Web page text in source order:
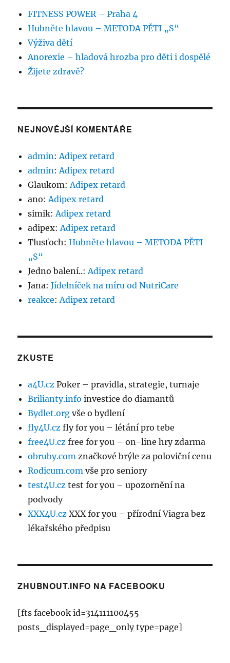
FITNESS POWER – Praha 4
Hubněte hlavou – METODA PĚTI „S“
Výživa dětí
Anorexie – hladová hrozba pro děti i dospělé
Žijete zdravě?
NEJNOVĚJŠÍ KOMENTÁŘE
admin:Adipex retard
admin:Adipex retard
Glaukom:Adipex retard
ano:Adipex retard
simik:Adipex retard
adipex:Adipex retard
Tlusťoch:Hubněte hlavou – METODA PĚTI
„S“
Jedno balení..:Adipex retard
Jana:Jídelníček na míru od NutriCare
reakce:Adipex retard
ZKUSTE
a4U.cz Poker – pravidla, strategie, turnaje
Brilianty.info investice do diamantů
Bydlet.org vše o bydlení
fly4U.cz fly for you – létání pro tebe
free4U.cz free for you – on-line hry zdarma
obruby.com značkové brýle za poloviční cenu
Rodicum.com vše pro seniory
test4U.cz test for you – upozornění na
podvody
XXX4U.cz XXX for you – přírodní Viagra bez
lékařského předpisu
ZHUBNOUT.INFO NA FACEBOOKU
[fts facebook id=314111100455
posts_displayed=page_only type=page]